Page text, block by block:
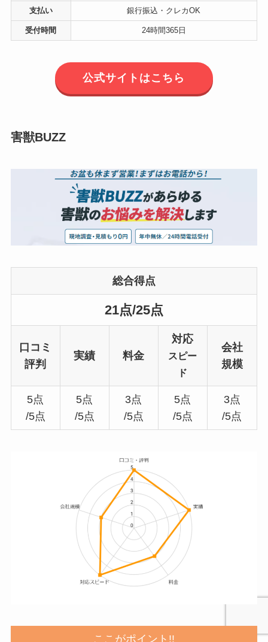
支払い 銀行振込・クレカOK
受付時間 24時間365日
公式サイトはこちら
害獣BUZZ
総合得点
21点/25点
口コミ
評判
実績 料金
対応
スピー
ド
会社
規模
5点
/5点
5点
/5点
3点
/5点
5点
/5点
3点
/5点
ここがポイント!!